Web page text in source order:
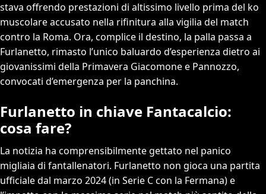
stava offrendo prestazioni di altissimo livello prima del ko
muscolare accusato nella rifinitura alla vigilia del match
contro la Roma. Ora, complice il destino, la palla passa a
Furlanetto, rimasto l’unico baluardo d’esperienza dietro ai
giovanissimi della Primavera Giacomone e Pannozzo,
convocati d’emergenza per la panchina.
Furlanetto in chiave Fantacalcio:
cosa fare?
La notizia ha comprensibilmente gettato nel panico
migliaia di fantallenatori. Furlanetto non gioca una partita
ufficiale dal marzo 2024 (in Serie C con la Fermana) e